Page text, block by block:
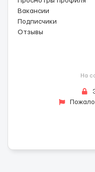
Вакансии
Подписчики
Отзывы
На